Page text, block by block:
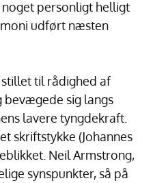
personligt helligt
udført næsten
til rådighed af
bevægede sig langs
lavere tyngdekraft.
skriftstykke (Johannes
Neil Armstrong,
synspunkter, så på